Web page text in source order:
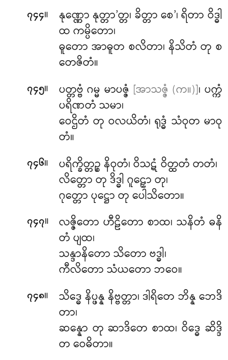
၇၄၄။
နုဏ္ဏော နုတ္တာ’တ္တ၊ ခိတ္တာ စေ’၊ ရိတာ ဝိဒ္ဓါ
ထ ကမ္ပိတော၊
ဓူတော အာဓူတ စလိတာ၊ နိသိတံ တု စ
တေဇိတံ။
၇၄၅။ ပတ္တဗ္ဗံ ဂမ္မ မာပဇ္ဇံ [အာသဇ္ဇံ (က။)]၊ ပက္ကံ
ပရိဏတံ သမာ၊
ဝေဌိတံ တု ဝလယိတံ၊ ရုဒ္ဓံ သံဝုတ မာဝု
တံ။
၇၄၆။
ပရိက္ခိတ္တဉ္စ နိဝုတံ၊ ဝိသဋံ ဝိတ္ထတံ တတံ၊
လိတ္တော တု ဒိဒ္ဓါ ဂူဠှော တု၊
ဂုတ္တော ပုဋ္ဌော တု ပေါသိတော။
၇၄၇။ လဇ္ဇိတော ဟီဠိတော စာထ၊ သနိတံ ဓနိ
တံ ပျထ၊
သန္ဒာနိတော သိတော ဗဒ္ဓါ၊
ကီလိတော သံယတော ဘဝေ။
၇၄၈။
သိဒ္ဓေ နိပ္ဖန္န နိဗ္ဗတ္တာ၊ ဒါရိတေ ဘိန္န ဘေဒိ
တာ၊
ဆန္နော တု ဆာဒိတေ စာထ၊ ဝိဒ္ဓေ ဆိဒ္ဒိ
တ ဝေဓိတာ။